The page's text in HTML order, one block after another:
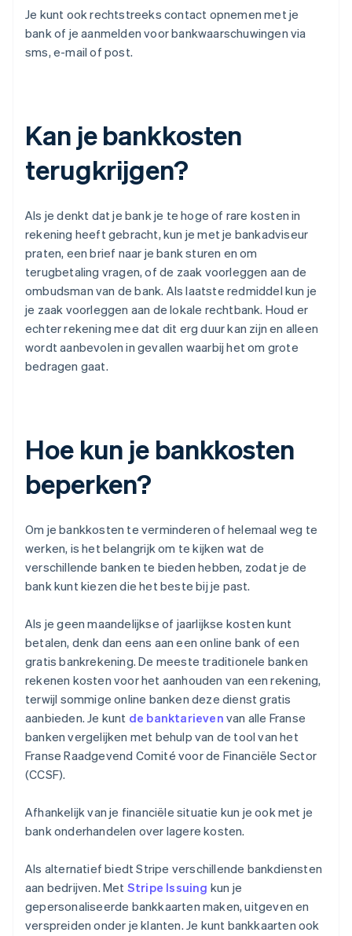
Je kunt ook rechtstreeks contact opnemen met je
bank of je aanmelden voor bankwaarschuwingen via
sms, e-mail of post.
Kan je bankkosten
terugkrijgen?
Als je denkt dat je bank je te hoge of rare kosten in
rekening heeft gebracht, kun je met je bankadviseur
praten, een brief naar je bank sturen en om
terugbetaling vragen, of de zaak voorleggen aan de
ombudsman van de bank. Als laatste redmiddel kun je
je zaak voorleggen aan de lokale rechtbank. Houd er
echter rekening mee dat dit erg duur kan zijn en alleen
wordt aanbevolen in gevallen waarbij het om grote
bedragen gaat.
Hoe kun je bankkosten
beperken?
Om je bankkosten te verminderen of helemaal weg te
werken, is het belangrijk om te kijken wat de
verschillende banken te bieden hebben, zodat je de
bank kunt kiezen die het beste bij je past.
Als je geen maandelijkse of jaarlijkse kosten kunt
betalen, denk dan eens aan een online bank of een
gratis bankrekening. De meeste traditionele banken
rekenen kosten voor het aanhouden van een rekening,
terwijl sommige online banken deze dienst gratis
aanbieden. Je kunt de banktarieven van alle Franse
banken vergelijken met behulp van de tool van het
Franse Raadgevend Comité voor de Financiële Sector
(CCSF).
Afhankelijk van je financiële situatie kun je ook met je
bank onderhandelen over lagere kosten.
Als alternatief biedt Stripe verschillende bankdiensten
aan bedrijven. Met Stripe Issuing kun je
gepersonaliseerde bankkaarten maken, uitgeven en
verspreiden onder je klanten. Je kunt bankkaarten ook